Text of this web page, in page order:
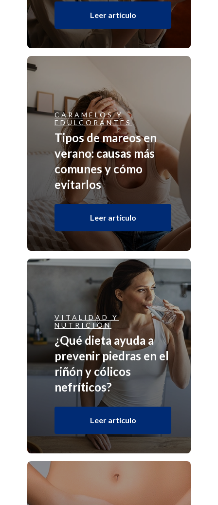
Leer artículo
CARAMELOS Y
EDULCORANTES
Tipos de mareos en
verano: causas más
comunes y cómo
evitarlos
Leer artículo
VITALIDAD Y
NUTRICIÓN
¿Qué dieta ayuda a
prevenir piedras en el
riñón y cólicos
nefríticos?
Leer artículo